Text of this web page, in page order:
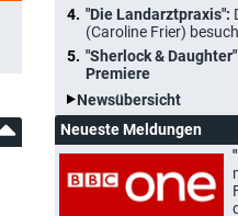
"Die Landarztpraxis":
(Caroline Frier)
"Sherlock &
Premiere
Newsübersicht
Neueste Meldungen